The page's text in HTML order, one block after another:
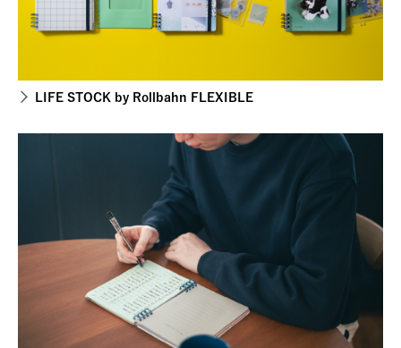
LIFE STOCK by Rollbahn FLEXIBLE​